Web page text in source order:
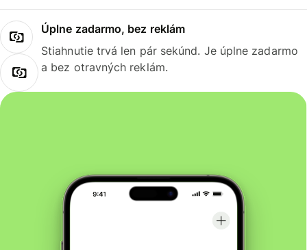
Úplne zadarmo, bez reklám
Stiahnutie trvá len pár sekúnd. Je úplne zadarmo
a bez otravných reklám.